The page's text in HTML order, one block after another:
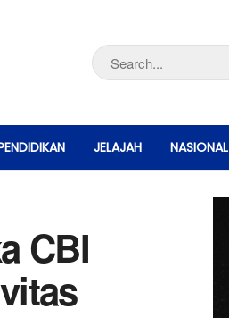
JELAJAH NASIONAL
CBI